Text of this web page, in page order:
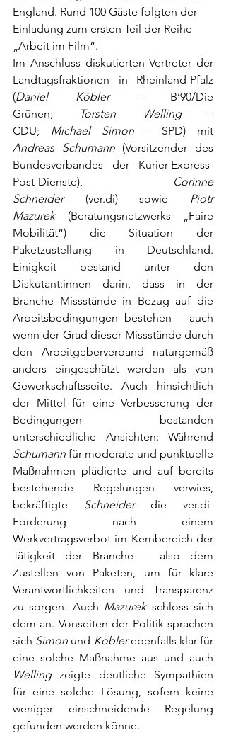
England. Rund 100 Gäste folgten der
Einladung zum ersten Teil der Reihe
„Arbeit im Film“.
Im Anschluss diskutierten Vertreter der
Landtagsfraktionen in Rheinland-Pfalz
(Daniel Köbler – B‘90/Die
Grünen;
Torsten Welling –
CDU; Michael Simon
Andreas Schumann (Vorsitzender des
Bundesverbandes der Kurier-Express-
Post-Dienste),
Corinne
Schneider (ver.di) sowie Piotr
Mazurek (Beratungsnetzwerks „Faire
Mobilität“) die Situation der
Paketzustellung in Deutschland.
Einigkeit bestand unter den
Diskutant:innen darin, dass in der
Branche Missstände in Bezug auf die
Arbeitsbedingungen bestehen – auch
wenn der Grad dieser Missstände durch
den Arbeitgeberverband naturgemäß
anders eingeschätzt werden als von
Gewerkschaftsseite. Auch hinsichtlich
der Mittel für eine Verbesserung der
Bedingungen bestanden
Schumann für moderate und punktuelle
Maßnahmen plädierte und auf bereits
bestehende Regelungen verwies,
bekräftigte Schneider die ver.di-
Forderung nach einem
Werkvertragsverbot im Kernbereich der
Tätigkeit der Branche – also dem
Zustellen von Paketen, um für klare
Verantwortlichkeiten und Transparenz
zu sorgen. Auch Mazurek schloss sich
dem an. Vonseiten der Politik sprachen
sich Simon und Köbler ebenfalls klar für
Welling zeigte deutliche Sympathien
für eine solche Lösung, sofern keine
weniger einschneidende Regelung
gefunden werden könne.